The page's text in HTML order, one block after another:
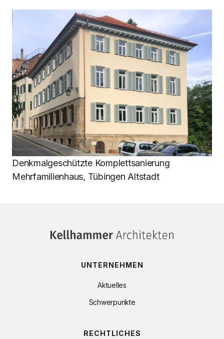
Denkmalgeschützte Komplettsanierung
Mehrfamilienhaus, Tübingen Altstadt
UNTERNEHMEN
Aktuelles
Schwerpunkte
RECHTLICHES